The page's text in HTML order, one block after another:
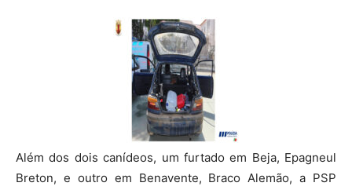
Além dos dois canídeos, um furtado em Beja, Epagneul
Breton, e outro em Benavente, Braco Alemão, a PSP